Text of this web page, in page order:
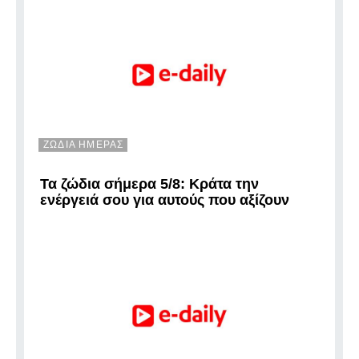
ΖΩΔΙΑ ΗΜΕΡΑΣ
Τα ζώδια σήμερα 5/8: Κράτα την
ενέργειά σου για αυτούς που αξίζουν